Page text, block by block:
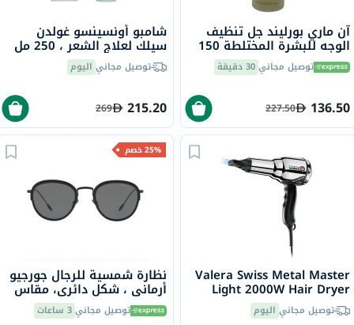
آن ماري بورليند جل تنظيف
الوجه للبشرة المختلطة 150
مل توصيل مجاني30 دقيقة
136.50
227.50
شامبو أونسينسو غولدن
سيلك لعلاج الشعر ، 250 مل
توصيل مجاني اليوم
215.20
269
Valera Swiss Metal Master
Light 2000W Hair Dryer
584.01
توصيل مجاني اليوم
25% خصم
نظارة شمسية للرجال جورجيو
أرماني ، شكل دائري، مقاس
50 - AR6068 300187 توصيل مجاني3 ساعات